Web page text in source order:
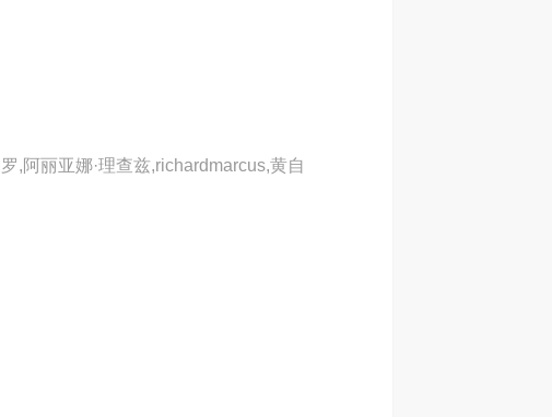
,阿丽亚娜·理查兹,richardmarcus,黄自